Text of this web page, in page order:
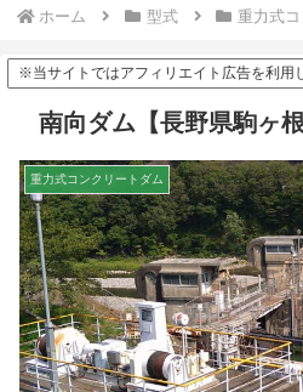
ホーム 型式 重力式
※当サイトではアフィリエイト広告を利用
南向ダム【長野県駒ヶ根
重力式コンクリートダム